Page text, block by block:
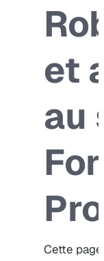
et
au
Pro
Cette